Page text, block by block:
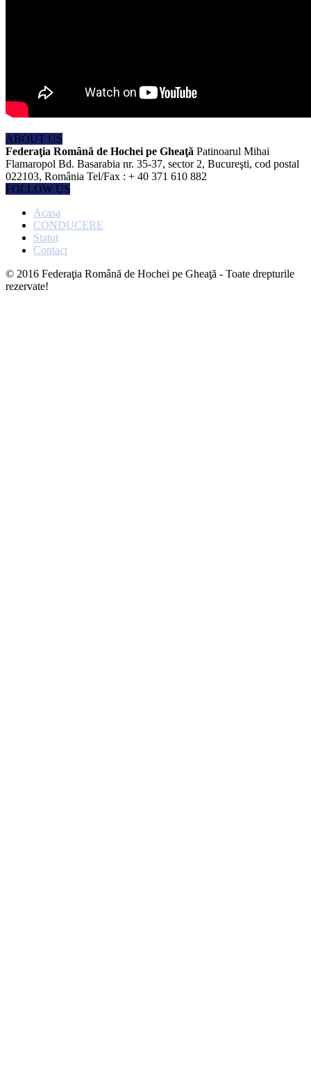
ABOUT US
Federaţia Română de Hochei pe Gheaţă Patinoarul Mihai
Flamaropol Bd. Basarabia nr. 35-37, sector 2, Bucureşti, cod postal
022103, România Tel/Fax : + 40 371 610 882
FOLLOW US
Acasa
CONDUCERE
Statut
Contact
© 2016 Federaţia Română de Hochei pe Gheaţă - Toate drepturile
rezervate!